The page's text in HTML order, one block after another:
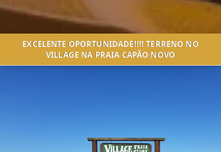
EXCELENTE OPORTUNIDADE!!!! TERRENO NO
VILLAGE NA PRAIA CAPÃO NOVO